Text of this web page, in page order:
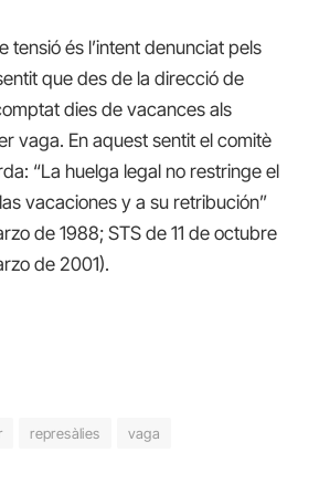
tensió és l’intent denunciat pels
que des de la direcció de
dies de vacances als
vaga. En aquest sentit el comitè
“La huelga legal no restringe el
vacaciones y a su retribución”
de 1988; STS de 11 de octubre
de 2001).
represàlies vaga